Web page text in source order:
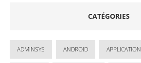
CATÉGORIES
ADMINSYS ANDROID APPLICATION